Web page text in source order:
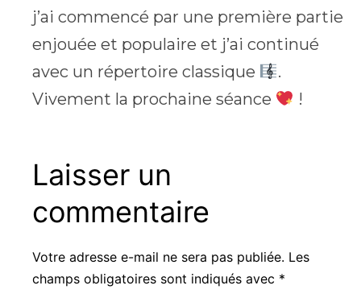
j’ai commencé par une première partie
enjouée et populaire et j’ai continué
avec un répertoire classique
.
Vivement la prochaine séance
!
Laisser un
commentaire
Votre adresse e-mail ne sera pas publiée. Les
champs obligatoires sont indiqués avec *